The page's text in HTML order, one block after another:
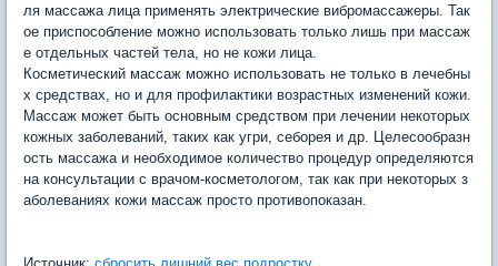
ля массажа лица применять электрические вибромассажеры. Так
ое приспособление можно использовать только лишь при массаж
е отдельных частей тела, но не кожи лица.
Косметический массаж можно использовать не только в лечебны
х средствах, но и для профилактики возрастных изменений кожи.
Массаж может быть основным средством при лечении некоторых
кожных заболеваний, таких как угри, себорея и др. Целесообразн
ость массажа и необходимое количество процедур определяются
на консультации с врачом-косметологом, так как при некоторых з
аболеваниях кожи массаж просто противопоказан.